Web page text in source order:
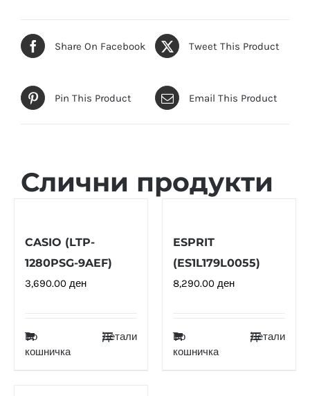
Share On Facebook Tweet This Product
Pin This Product Email This Product
Слични продукти
CASIO (LTP-
1280PSG-9AEF)
3,690.00 ден
Во
кошничка
Детали
ESPRIT
(ES1L179L0055)
8,290.00 ден
Во
кошничка
Детали